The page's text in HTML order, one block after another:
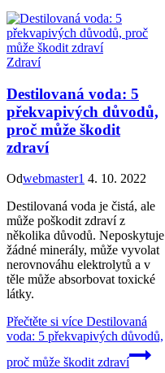
Zdraví
Destilovaná voda: 5
překvapivých důvodů,
proč může škodit
zdraví
Odwebmaster1 4. 10. 2022
Destilovaná voda je čistá, ale
může poškodit zdraví z
několika důvodů. Neposkytuje
žádné minerály, může vyvolat
nerovnováhu elektrolytů a v
těle může absorbovat toxické
látky.
Přečtěte si více Destilovaná
voda: 5 překvapivých důvodů,
proč může škodit zdraví